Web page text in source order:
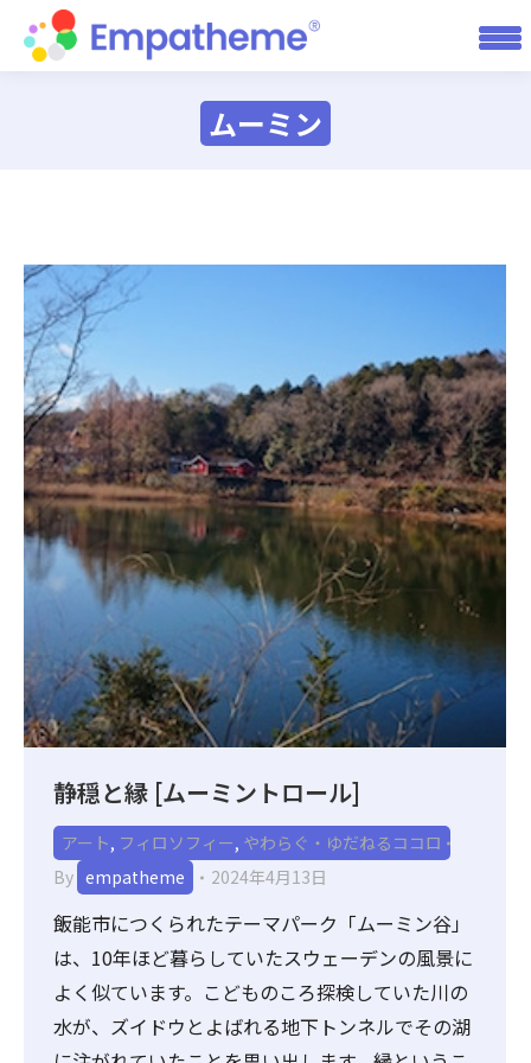
ムーミン
静穏と縁 [ムーミントロール]
アート, フィロソフィー, やわらぐ・ゆだねるココロ
By empatheme 2024年4月13日
飯能市につくられたテーマパーク「ムーミン谷」
は、10年ほど暮らしていたスウェーデンの風景に
よく似ています。こどものころ探検していた川の
水が、ズイドウとよばれる地下トンネルでその湖